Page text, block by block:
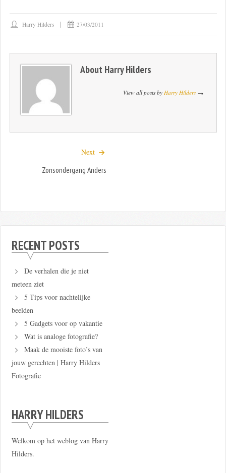
Harry Hilders 27/03/2011
About Harry Hilders
View all posts by Harry Hilders
Next
Zonsondergang Anders
RECENT POSTS
De verhalen die je niet
meteen ziet
5 Tips voor nachtelijke
beelden
5 Gadgets voor op vakantie
Wat is analoge fotografie?
Maak de mooiste foto’s van
jouw gerechten | Harry Hilders
Fotografie
HARRY HILDERS
Welkom op het weblog van Harry
Hilders.